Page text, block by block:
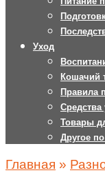
Уход
Кошачий
Правила
Средства
Товары
Другое
Главная »